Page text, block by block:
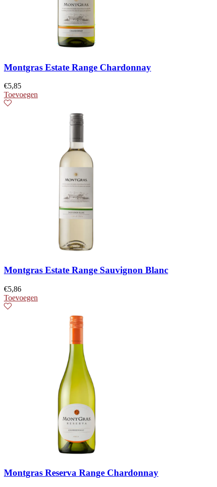
Montgras Estate Range Chardonnay
€5,85
Toevoegen
Montgras Estate Range Sauvignon Blanc
€5,86
Toevoegen
Montgras Reserva Range Chardonnay